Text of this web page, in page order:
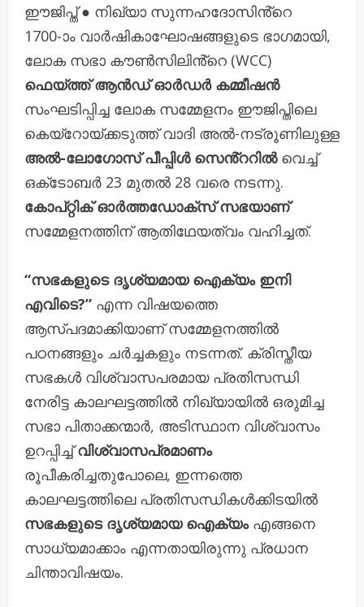
ഈജിപ്ത് ● നിഖ്യാ സുന്നഹദോസിൻ്റെ
1700-ാം വാർഷികാഘോഷങ്ങളുടെ ഭാഗമായി,
ലോക സഭാ കൗൺസിലിൻ്റെ (WCC)
ഫെയ്ത്ത് ആൻഡ് ഓർഡർ കമ്മീഷൻ
സംഘടിപ്പിച്ച ലോക സമ്മേളനം ഈജിപ്തിലെ
കെയ്‌റോയ്‌ക്കടുത്ത് വാദി അൽ-നട്രൂണിലുള്ള
അൽ-ലോഗോസ് പീപ്പിൾ സെൻ്ററിൽവെച്ച്
ഒക്‌ടോബർ 23 മുതൽ 28 വരെ നടന്നു.
കോപ്റ്റിക് ഓർത്തഡോക്‌സ് സഭയാണ്
സമ്മേളനത്തിന് ആതിഥേയത്വം വഹിച്ചത്.
“സഭകളുടെ ദൃശ്യമായ ഐക്യം ഇനി
എവിടെ?” എന്ന വിഷയത്തെ
ആസ്പദമാക്കിയാണ് സമ്മേളനത്തിൽ
പഠനങ്ങളും ചർച്ചകളും നടന്നത്. ക്രിസ്തീയ
സഭകൾ വിശ്വാസപരമായ പ്രതിസന്ധി
നേരിട്ട കാലഘട്ടത്തിൽ നിഖ്യായിൽ ഒരുമിച്ച
സഭാ പിതാക്കന്മാർ, അടിസ്ഥാന വിശ്വാസം
ഉറപ്പിച്ച്വിശ്വാസപ്രമാണം
രൂപീകരിച്ചതുപോലെ, ഇന്നത്തെ
കാലഘട്ടത്തിലെ പ്രതിസന്ധികൾക്കിടയിൽ
സഭകളുടെ ദൃശ്യമായ ഐക്യംഎങ്ങനെ
സാധ്യമാക്കാം എന്നതായിരുന്നു പ്രധാന
ചിന്താവിഷയം.